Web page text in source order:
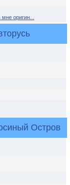
оригин...
Остров